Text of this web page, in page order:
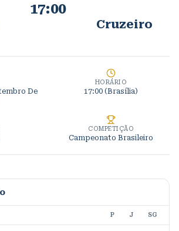
17:00
Cruzeiro
De
HORÁRIO
17:00 (Brasília)
COMPETIÇÃO
Campeonato Brasileiro
P J SG